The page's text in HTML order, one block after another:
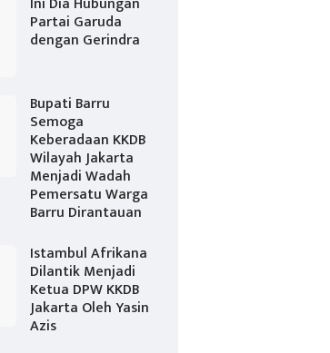
Partai Garuda
dengan Gerindra
Bupati Barru
Semoga
Keberadaan KKDB
Wilayah Jakarta
Menjadi Wadah
Pemersatu Warga
Barru Dirantauan
Istambul Afrikana
Dilantik Menjadi
Ketua DPW KKDB
Jakarta Oleh Yasin
Azis